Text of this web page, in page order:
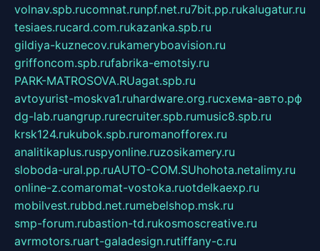
volnav.spb.rucomnat.runpf.net.ru7bit.pp.rukalugatur.ru
tesiaes.rucard.com.rukazanka.spb.ru
gildiya-kuznecov.rukameryboavision.ru
griffoncom.spb.rufabrika-emotsiy.ru
PARK-MATROSOVA.RUagat.spb.ru
avtoyurist-moskva1.ruhardware.org.ruсхема-авто.рф
dg-lab.ruangrup.rurecruiter.spb.rumusic8.spb.ru
krsk124.rukubok.spb.ruromanofforex.ru
analitikaplus.ruspyonline.ruzosikamery.ru
sloboda-ural.pp.ruAUTO-COM.SUhohota.netalimy.ru
online-z.comaromat-vostoka.ruotdelkaexp.ru
mobilvest.rubbd.net.rumebelshop.msk.ru
smp-forum.rubastion-td.rukosmoscreative.ru
avrmotors.ruart-galadesign.rutiffany-c.ru